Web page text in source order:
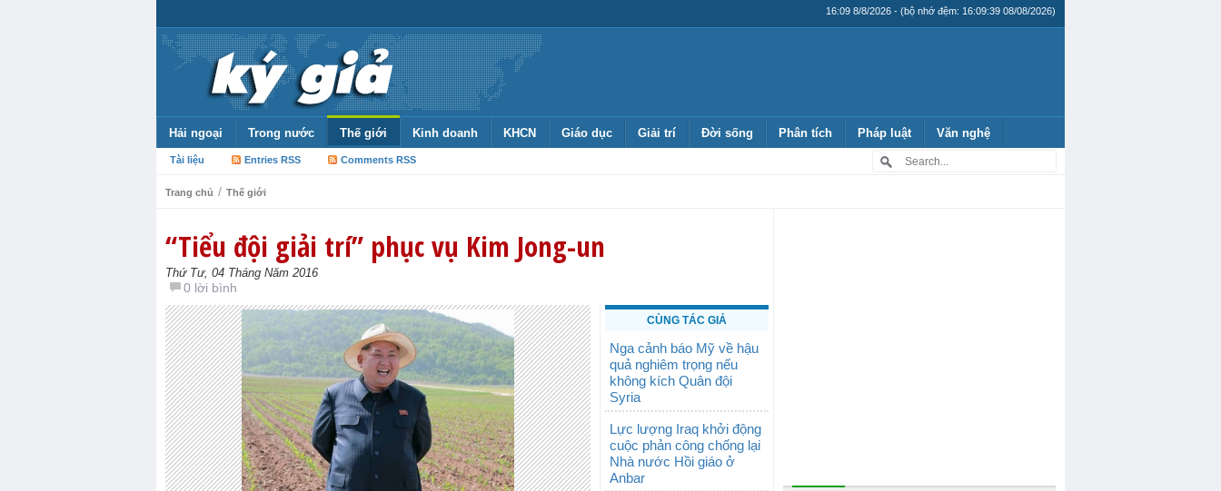
16:09 8/8/2026 - (bộ nhớ đệm: 16:09:39 08/08/2026)
Hải ngoại Trong nước Thế giới Kinh doanh KHCN Giáo dục Giải trí Đời sống Phân tích Pháp luật Văn nghệ
Tài liệu Entries RSS Comments RSS
Trang chủ / Thế giới
“Tiểu đội giải trí” phục vụ Kim Jong-un
Thứ Tư, 04 Tháng Năm 2016
0 lời bình
CÙNG TÁC GIẢ
Nga cảnh báo Mỹ về hậu
quả nghiêm trọng nếu
không kích Quân đội
Syria
Lực lượng Iraq khởi động
cuộc phản công chống lại
Nhà nước Hồi giáo ở
Anbar